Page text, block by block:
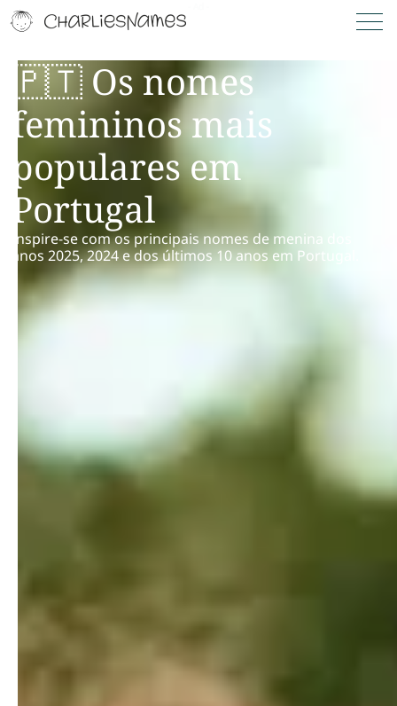
🇵🇹 Os nomes
femininos mais
populares em
Portugal
Inspire-se com os principais nomes de menina dos
anos 2025, 2024 e dos últimos 10 anos em Portugal.